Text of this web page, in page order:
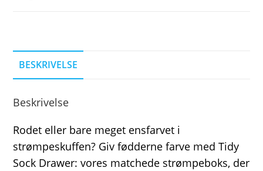
BESKRIVELSE
Beskrivelse
Rodet eller bare meget ensfarvet i
strømpeskuffen? Giv fødderne farve med Tidy
Sock Drawer: vores matchede strømpeboks, der